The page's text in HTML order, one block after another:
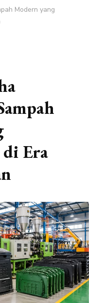
Modern yang
Era